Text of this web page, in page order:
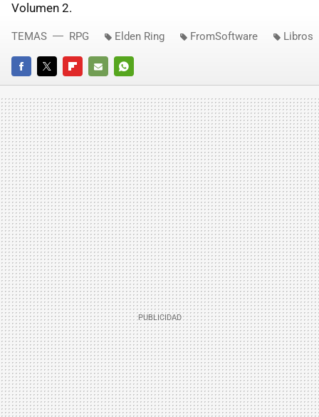
Volumen 2.
FACEBOOKTWITTERFLIPBOARD
E-
MAIL
WHATSAPP
TEMAS RPG Elden Ring FromSoftware Libros